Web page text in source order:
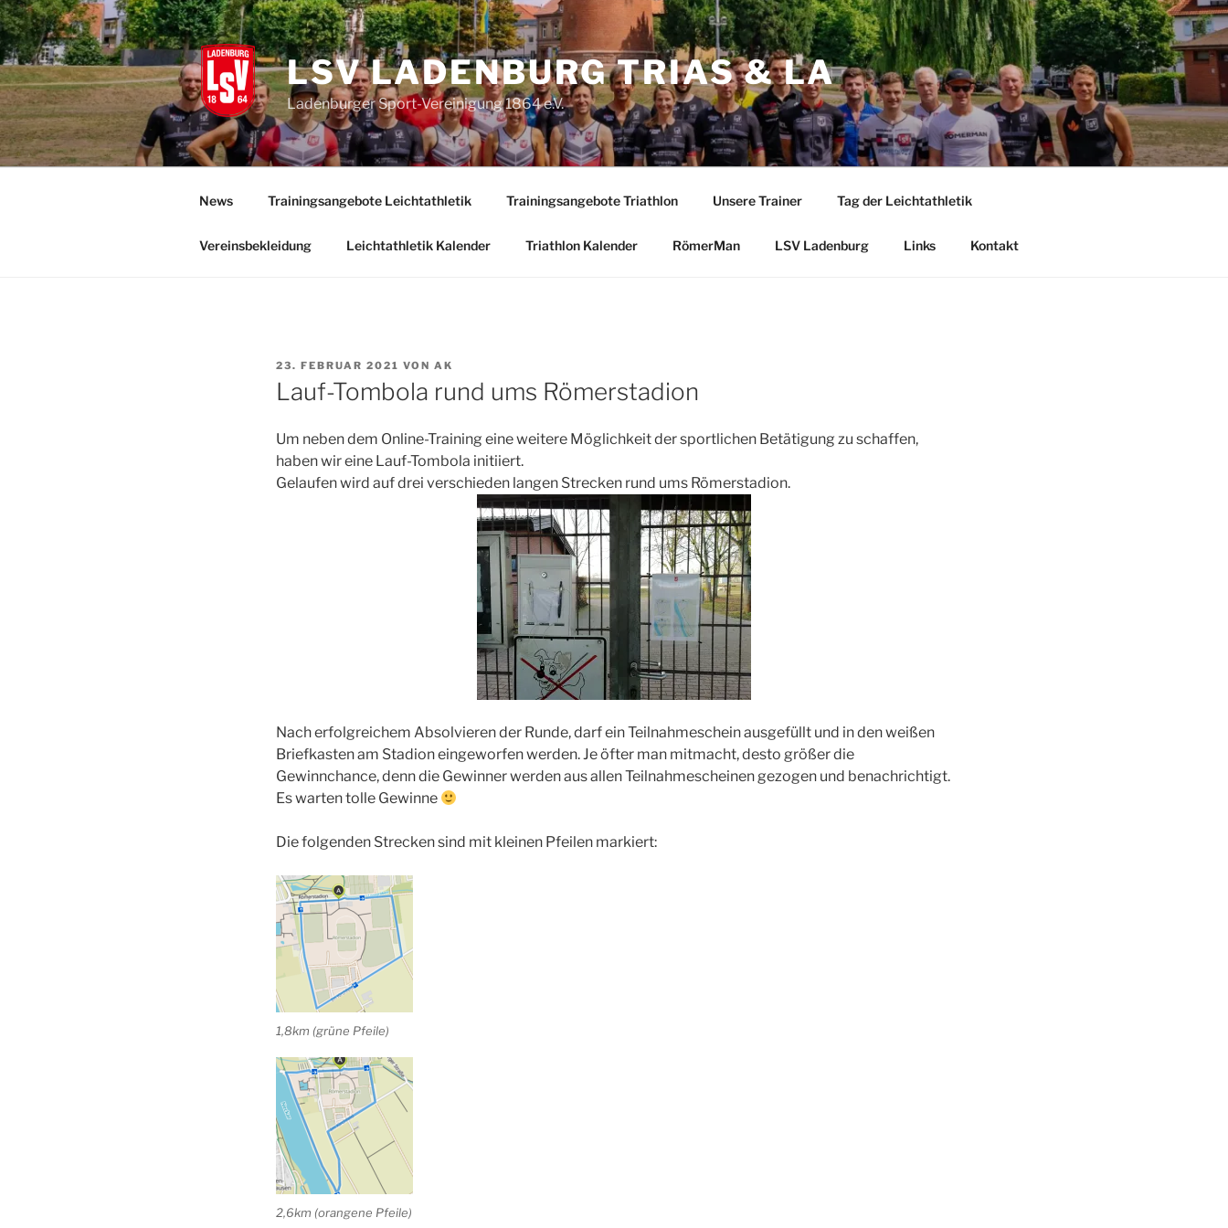
Zum
Inhalt
springen
LSV LADENBURG TRIAS & LA
Ladenburger Sport-Vereinigung 1864 e.V.
News Trainingsangebote Leichtathletik Trainingsangebote Triathlon Unsere Trainer Tag der Leichtathletik
Vereinsbekleidung Leichtathletik Kalender Triathlon Kalender RömerMan LSV Ladenburg Links Kontakt
VERÖFFENTLICHT
AM
23. FEBRUAR 2021 VON AK
Lauf-Tombola rund ums Römerstadion
Um neben dem Online-Training eine weitere Möglichkeit der sportlichen Betätigung zu schaffen,
haben wir eine Lauf-Tombola initiiert.
Gelaufen wird auf drei verschieden langen Strecken rund ums Römerstadion.
Nach erfolgreichem Absolvieren der Runde, darf ein Teilnahmeschein ausgefüllt und in den weißen
Briefkasten am Stadion eingeworfen werden. Je öfter man mitmacht, desto größer die
Gewinnchance, denn die Gewinner werden aus allen Teilnahmescheinen gezogen und benachrichtigt.
Es warten tolle Gewinne
Die folgenden Strecken sind mit kleinen Pfeilen markiert:
1,8km (grüne Pfeile)
2,6km (orangene Pfeile)